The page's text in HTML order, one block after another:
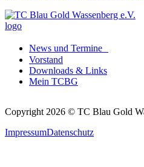
News und Termine
Vorstand
Downloads & Links
Mein TCBG
Copyright 2026 © TC Blau Gold
ImpressumDatenschutz